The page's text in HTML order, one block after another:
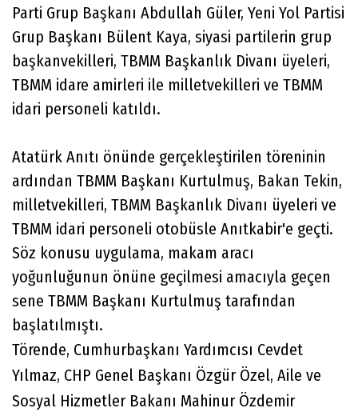
Parti Grup Başkanı Abdullah Güler, Yeni Yol Partisi
Grup Başkanı Bülent Kaya, siyasi partilerin grup
başkanvekilleri, TBMM Başkanlık Divanı üyeleri,
TBMM idare amirleri ile milletvekilleri ve TBMM
idari personeli katıldı.
Atatürk Anıtı önünde gerçekleştirilen töreninin
ardından TBMM Başkanı Kurtulmuş, Bakan Tekin,
milletvekilleri, TBMM Başkanlık Divanı üyeleri ve
TBMM idari personeli otobüsle Anıtkabir'e geçti.
Söz konusu uygulama, makam aracı
yoğunluğunun önüne geçilmesi amacıyla geçen
sene TBMM Başkanı Kurtulmuş tarafından
başlatılmıştı.
Törende, Cumhurbaşkanı Yardımcısı Cevdet
Yılmaz, CHP Genel Başkanı Özgür Özel, Aile ve
Sosyal Hizmetler Bakanı Mahinur Özdemir